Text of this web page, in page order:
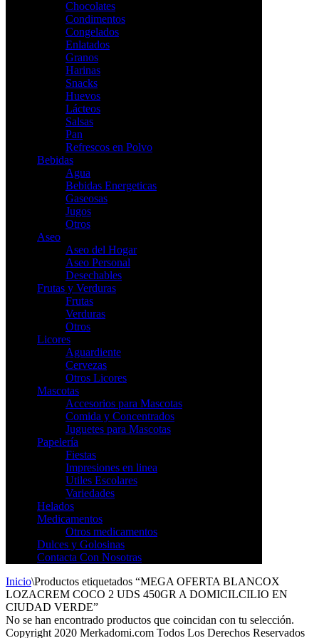
Chocolates
Condimentos
Congelados
Enlatados
Granos
Harinas
Snacks
Huevos
Lácteos
Salsas
Pan
Refrescos en Polvo
Bebidas
Agua
Bebidas Energeticas
Gaseosas
Jugos
Otros
Aseo
Aseo del Hogar
Aseo Personal
Desechables
Frutas y Verduras
Frutas
Verduras
Otros
Licores
Aguardiente
Cervezas
Otros Licores
Mascotas
Accesorios para Mascotas
Comida y Concentrados
Juguetes para Mascotas
Papelería
Fiestas
Impresiones en linea
Utiles Escolares
Variedades
Helados
Medicamentos
Otros medicamentos
Dulces y Golosinas
Contacta Con Nosotras
Inicio\Productos etiquetados “MEGA OFERTA BLANCOX
LOZACREM COCO 2 UDS 450GR A DOMICILCILIO EN
CIUDAD VERDE”
No se han encontrado productos que coincidan con tu selección.
Copyright 2020 Merkadomi.com Todos Los Derechos Reservados